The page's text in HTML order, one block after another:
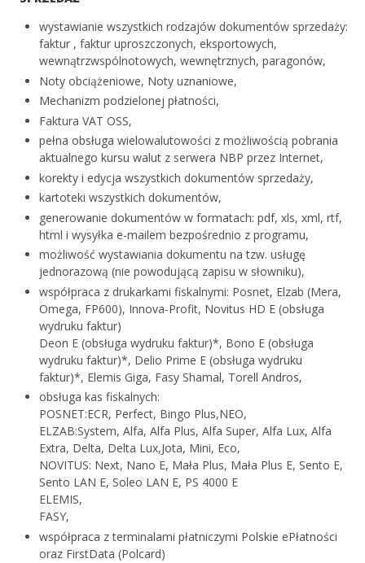
wystawianie wszystkich rodzajów dokumentów sprzedaży:
faktur , faktur uproszczonych, eksportowych,
wewnątrzwspólnotowych, wewnętrznych, paragonów,
Noty obciążeniowe, Noty uznaniowe,
Mechanizm podzielonej płatności,
Faktura VAT OSS,
pełna obsługa wielowalutowości z możliwością pobrania
aktualnego kursu walut z serwera NBP przez Internet,
korekty i edycja wszystkich dokumentów sprzedaży,
kartoteki wszystkich dokumentów,
generowanie dokumentów w formatach: pdf, xls, xml, rtf,
html i wysyłka e-mailem bezpośrednio z programu,
możliwość wystawiania dokumentu na tzw. usługę
jednorazową (nie powodującą zapisu w słowniku),
współpraca z drukarkami fiskalnymi: Posnet, Elzab (Mera,
Omega, FP600), Innova-Profit, Novitus HD E (obsługa
wydruku faktur)
Deon E (obsługa wydruku faktur)*, Bono E (obsługa
wydruku faktur)*, Delio Prime E (obsługa wydruku
faktur)*, Elemis Giga, Fasy Shamal, Torell Andros,
obsługa kas fiskalnych:
POSNET:ECR, Perfect, Bingo Plus,NEO,
ELZAB:System, Alfa, Alfa Plus, Alfa Super, Alfa Lux, Alfa
Extra, Delta, Delta Lux,Jota, Mini, Eco,
NOVITUS: Next, Nano E, Mała Plus, Mała Plus E, Sento E,
Sento LAN E, Soleo LAN E, PS 4000 E
ELEMIS,
FASY,
współpraca z terminalami płatniczymi Polskie ePłatności
oraz FirstData (Polcard)